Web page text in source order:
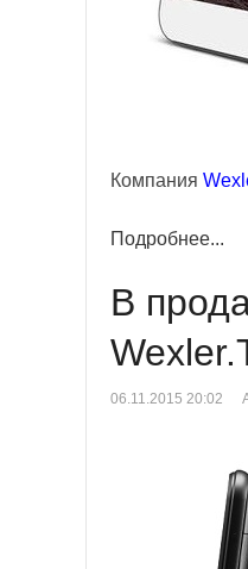
Компания
Подробнее...
В
06.11.2015 20:02